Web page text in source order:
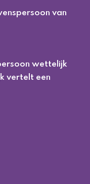
van
wettelijk
vertelt een